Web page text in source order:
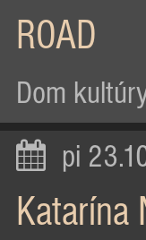
ROAD
Dom
pi
Katarína